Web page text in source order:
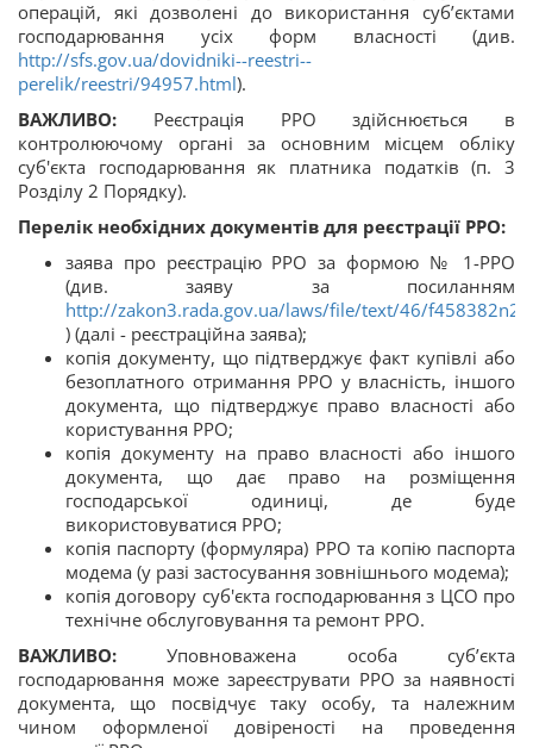
операцій, які дозволені до використання суб’єктами
господарювання усіх форм власності (див.
http://sfs.gov.ua/dovidniki--reestri--
perelik/reestri/94957.html).
ВАЖЛИВО: Реєстрація РРО здійснюється в
контролюючому органі за основним місцем обліку
суб'єкта господарювання як платника податків (п. 3
Розділу 2 Порядку).
Перелік необхідних документів для реєстрації РРО:
заява про реєстрацію РРО за формою № 1-РРО
(див. заяву за посиланням
http://zakon3.rada.gov.ua/laws/file/text/46/
) (далі - реєстраційна заява);
копія документу, що підтверджує факт купівлі або
безоплатного отримання РРО у власність, іншого
документа, що підтверджує право власності або
користування РРО;
копія документу на право власності або іншого
документа, що дає право на розміщення
господарської одиниці, де буде
використовуватися РРО;
копія паспорту (формуляра) РРО та копію паспорта
модема (у разі застосування зовнішнього модема);
копія договору суб'єкта господарювання з ЦСО про
технічне обслуговування та ремонт РРО.
ВАЖЛИВО: Уповноважена особа суб’єкта
господарювання може зареєструвати РРО за наявності
документа, що посвідчує таку особу, та належним
чином оформленої довіреності на проведення